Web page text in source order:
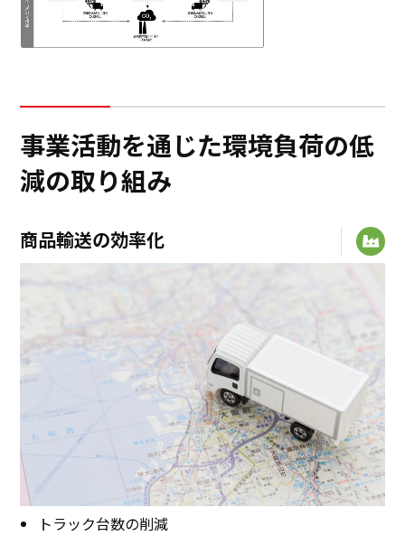
日本語 ENGLISH 簡体中文
事業活動を通じた環境負荷の低
減の取り組み
商品輸送の効率化
トラック台数の削減